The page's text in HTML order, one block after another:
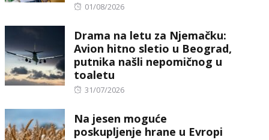
Posted
01/08/2026
Drama na letu za Njemačku:
Avion hitno sletio u Beograd,
putnika našli nepomičnog u
toaletu
Posted
31/07/2026
Na jesen moguće
poskupljenje hrane u Evropi